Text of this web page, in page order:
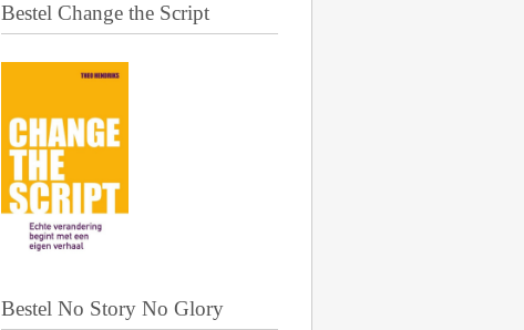
Bestel Change the Script
Bestel No Story No Glory